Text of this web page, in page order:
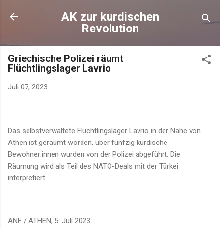
Direkt zum Hauptbereich
AK zur kurdischen
Revolution
Griechische Polizei räumt
Flüchtlingslager Lavrio
Juli 07, 2023
Das selbstverwaltete Flüchtlingslager Lavrio in der Nähe von
Athen ist geräumt worden, über fünfzig kurdische
Bewohner:innen wurden von der Polizei abgeführt. Die
Räumung wird als Teil des NATO-Deals mit der Türkei
interpretiert.
ANF / ATHEN, 5. Juli 2023.